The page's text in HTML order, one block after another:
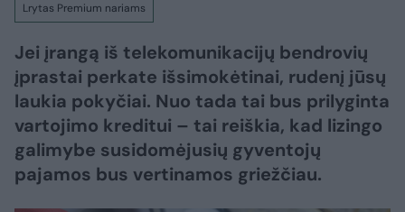
Lrytas Premium nariams
Jei įrangą iš telekomunikacijų bendrovių
įprastai perkate išsimokėtinai, rudenį jūsų
laukia pokyčiai. Nuo tada tai bus prilyginta
vartojimo kreditui – tai reiškia, kad lizingo
galimybe susidomėjusių gyventojų
pajamos bus vertinamos griežčiau.